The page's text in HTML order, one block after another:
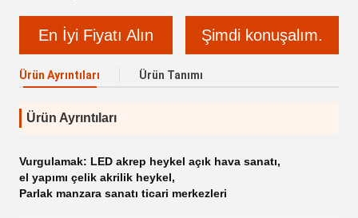
En İyi Fiyatı Alın Şimdi konuşalım.
Ürün Ayrıntıları Ürün Tanımı
Ürün Ayrıntıları
Vurgulamak: LED akrep heykel açık hava sanatı,
el yapımı çelik akrilik heykel,
Parlak manzara sanatı ticari merkezleri